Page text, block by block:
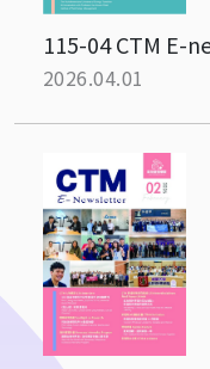
115-04 CTM E-
2026.04.01